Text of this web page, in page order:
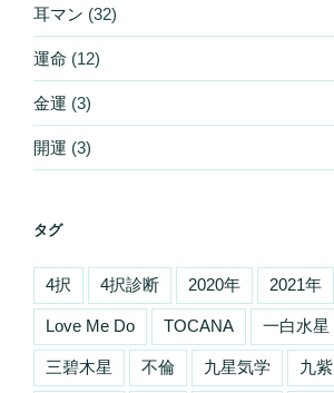
耳マン (32)
運命 (12)
金運 (3)
開運 (3)
タグ
4択 4択診断 2020年 2021年
Love Me Do TOCANA 一白水星
三碧木星 不倫 九星気学 九